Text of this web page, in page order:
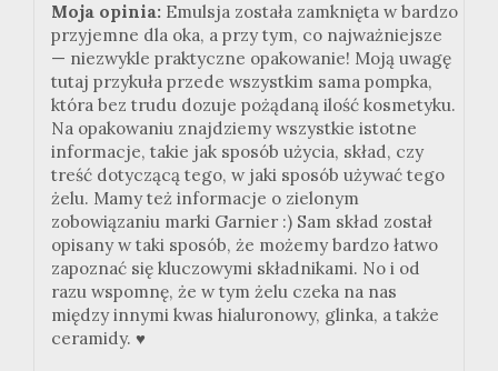
Moja opinia: Emulsja została zamknięta w bardzo
przyjemne dla oka, a przy tym, co najważniejsze
— niezwykle praktyczne opakowanie! Moją uwagę
tutaj przykuła przede wszystkim sama pompka,
która bez trudu dozuje pożądaną ilość kosmetyku.
Na opakowaniu znajdziemy wszystkie istotne
informacje, takie jak sposób użycia, skład, czy
treść dotyczącą tego, w jaki sposób używać tego
żelu. Mamy też informacje o zielonym
zobowiązaniu marki Garnier :) Sam skład został
opisany w taki sposób, że możemy bardzo łatwo
zapoznać się kluczowymi składnikami. No i od
razu wspomnę, że w tym żelu czeka na nas
między innymi kwas hialuronowy, glinka, a także
ceramidy. ♥